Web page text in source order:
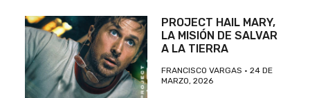
PROJECT HAIL MARY,
LA MISIÓN DE SALVAR
A LA TIERRA
FRANCISCO VARGAS
24 DE
MARZO, 2026